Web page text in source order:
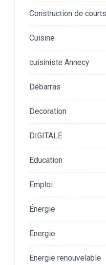
Construction de
Cuisine
cuisiniste Annecy
Débarras
Decoration
DIGITALE
Education
Emploi
Énergie
Energie
Energie renouvelable